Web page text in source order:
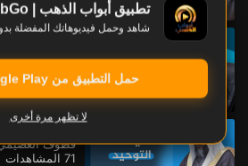
00:00:53
من أحسن
90 المشاهدات
غيث التوحيد
قطوف
71 المشاهدات
تطبيق أبواب الذهب | AbwabGo
شاهد وحمل فيديوهاتك المفضلة
حمل التطبيق من Google Play 🚀
لا تظهر مرة أخرى